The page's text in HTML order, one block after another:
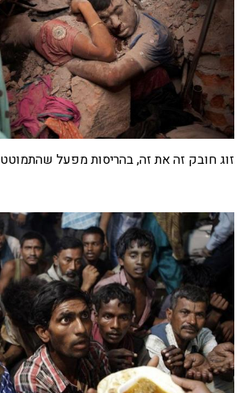
זוג חובק זה את זה, בהריסות מפעל שהתמוטט